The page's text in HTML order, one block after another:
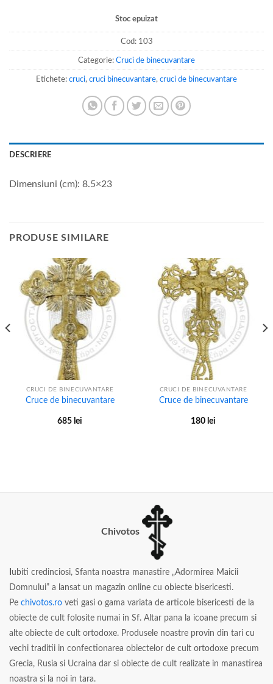
Stoc epuizat
Cod: 103
Categorie: Cruci de binecuvantare
Etichete: cruci, cruci binecuvantare, cruci de binecuvantare
DESCRIERE
Dimensiuni (cm): 8.5×23
PRODUSE SIMILARE
CRUCI DE BINECUVANTARE
Cruce de binecuvantare
685 lei
CRUCI DE BINECUVANTARE
Cruce de binecuvantare
180 lei
Chivotos
ubiti credinciosi, Sfanta noastra manastire „Adormirea Maicii
Domnului” a lansat un magazin online cu obiecte bisericesti.
Pe chivotos.ro veti gasi o gama variata de articole bisericesti de la
obiecte de cult folosite numai in Sf. Altar pana la icoane precum si
alte obiecte de cult ortodoxe. Produsele noastre provin din tari cu
vechi traditii in confectionarea obiectelor de cult ortodoxe precum
Grecia, Rusia si Ucraina dar si obiecte de cult realizate in manastirea
noastra si la noi in tara.